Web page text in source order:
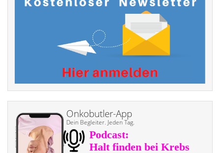
Onkobutler-App
Dein Begleiter. Jeden Tag.